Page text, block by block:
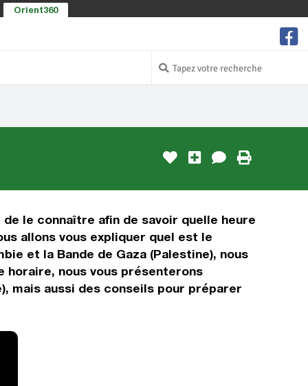
Orient360
le connaître afin de savoir quelle heure
allons vous expliquer quel est le
et la Bande de Gaza (Palestine), nous
horaire, nous vous présenterons
mais aussi des conseils pour préparer